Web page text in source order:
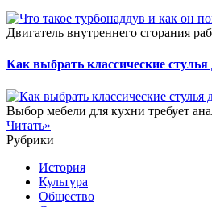
Двигатель внутреннего сгорания
Как выбрать классические стулья
Выбор мебели для кухни требует
Читать»
Рубрики
История
Культура
Общество